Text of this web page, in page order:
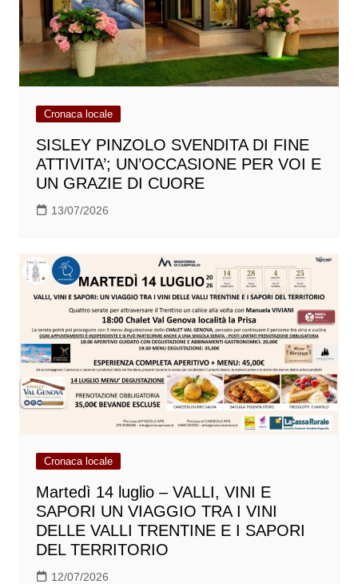
Cronaca locale
SISLEY PINZOLO SVENDITA DI FINE
ATTIVITA’; UN’OCCASIONE PER VOI E
UN GRAZIE DI CUORE
13/07/2026
Cronaca locale
Martedì 14 luglio – VALLI, VINI E
SAPORI UN VIAGGIO TRA I VINI
DELLE VALLI TRENTINE E I SAPORI
DEL TERRITORIO
12/07/2026